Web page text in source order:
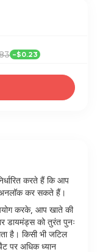
-$0.23
करते हैं कि आप
अनलॉक कर सकते हैं।
करके, आप खाते की
डायमंड्स को तुरंत पुनः
है। किसी भी जटिल
पर अधिक ध्यान